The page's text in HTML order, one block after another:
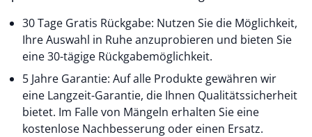
30 Tage Gratis Rückgabe: Nutzen Sie die Möglichkeit,
Ihre Auswahl in Ruhe anzuprobieren und bieten Sie
eine 30-tägige Rückgabemöglichkeit.
5 Jahre Garantie: Auf alle Produkte gewähren wir
eine Langzeit-Garantie, die Ihnen Qualitätssicherheit
bietet. Im Falle von Mängeln erhalten Sie eine
kostenlose Nachbesserung oder einen Ersatz.